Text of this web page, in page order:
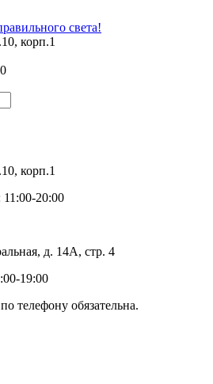
света!
корп.1
корп.1
20:00
д. 14А, стр. 4
19:00
телефону обязательна.